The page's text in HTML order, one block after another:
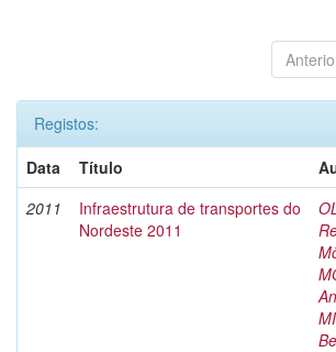
Registos:
Data
Título
2011
Infraestrutura de transportes do
Nordeste 2011